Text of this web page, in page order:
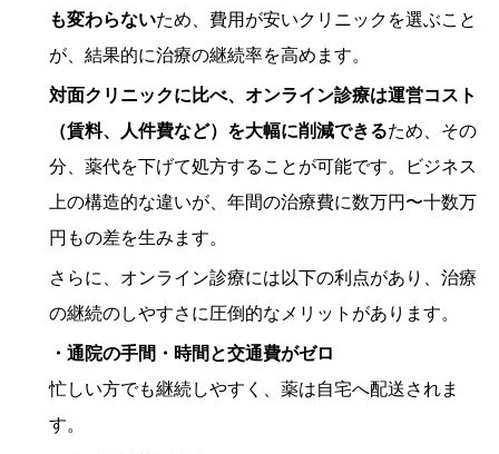
も変わらないため、費用が安いクリニックを選ぶこと
が、結果的に治療の継続率を高めます。
対面クリニックに比べ、オンライン診療は運営コスト
（賃料、人件費など）を大幅に削減できるため、その
分、薬代を下げて処方することが可能です。ビジネス
上の構造的な違いが、年間の治療費に数万円〜十数万
円もの差を生みます。
さらに、オンライン診療には以下の利点があり、治療
の継続のしやすさに圧倒的なメリットがあります。
・通院の手間・時間と交通費がゼロ
忙しい方でも継続しやすく、薬は自宅へ配送されま
す。